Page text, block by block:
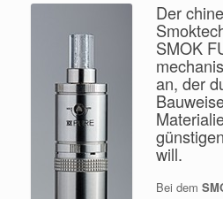
Der
SMOK
an, der
will.
Bei dem